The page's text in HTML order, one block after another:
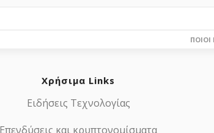
ΠΟΙΟΙ
Χρήσιμα Links
Ειδήσεις Τεχνολογίας
Επενδύσεις και κρυπτονομίσματα